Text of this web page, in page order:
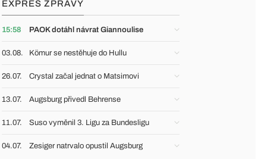
EXPRES ZPRÁVY
15:58 PAOK dotáhl návrat Giannoulise
03.08. Kömur se nestěhuje do Hullu
26.07. Crystal začal jednat o Matsimovi
13.07. Augsburg přivedl Behrense
11.07. Suso vyměnil 3. Ligu za Bundesligu
04.07. Zesiger natrvalo opustil Augsburg